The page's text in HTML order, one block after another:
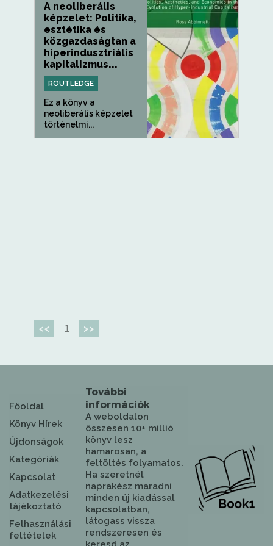
A neoliberális
képzelet: Politika,
esztétika és
közgazdaságtan a
hiperindusztriális
kapitalizmus...
ROUTLEDGE
Ez a könyv a
neoliberális képzelet
történelmi...
<< 1 >>
Főoldal
Könyv Hírek
Újdonságok
Kategóriák
Kapcsolat
Adatkezelési
tájékoztató
Felhasználási
feltételek
További
információk
A weboldalon
összesen 10+ millió
könyv lesz
hamarosan, a
feltöltés folyamatos.
Ha szeretnél
naprakész maradni
minden új kiadással
kapcsolatban,
látogass vissza
rendszeresen és